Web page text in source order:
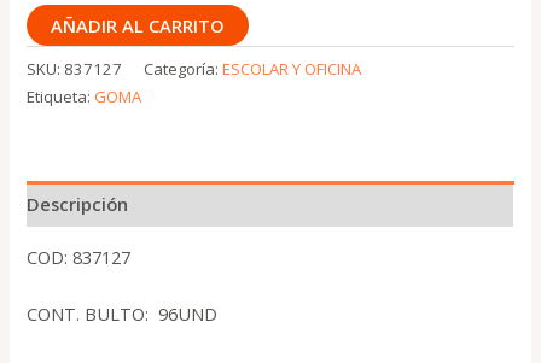
AÑADIR AL CARRITO
SKU: 837127 Categoría:ESCOLAR Y OFICINA
Etiqueta: GOMA
Descripción
COD: 837127
CONT. BULTO: 96UND